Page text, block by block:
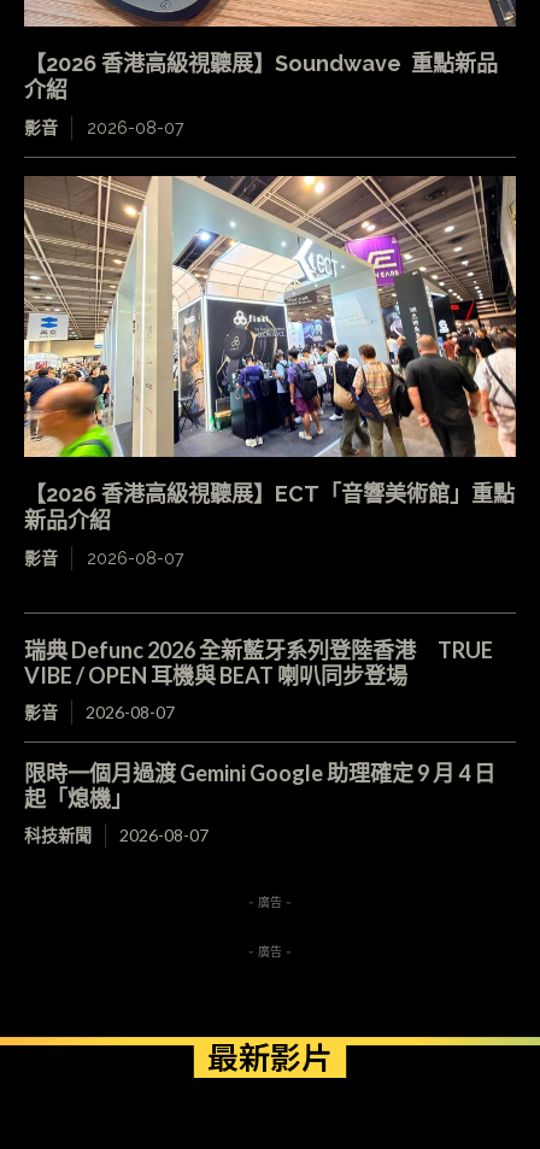
【2026 香港高級視聽展】Soundwave 重點新品
介紹
影音 2026-08-07
【2026 香港高級視聽展】ECT「音響美術館」重點
新品介紹
影音 2026-08-07
瑞典 Defunc 2026 全新藍牙系列登陸香港 TRUE
VIBE / OPEN 耳機與 BEAT 喇叭同步登場
影音 2026-08-07
限時一個月過渡 Gemini Google 助理確定 9 月 4 日
起「熄機」
科技新聞 2026-08-07
- 廣告 -
- 廣告 -
最新影片